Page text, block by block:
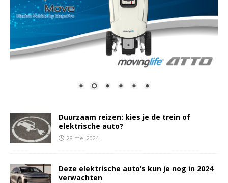
Duurzaam reizen: kies je de trein of
elektrische auto?
28 mei 2024
Deze elektrische auto’s kun je nog in 2024
verwachten